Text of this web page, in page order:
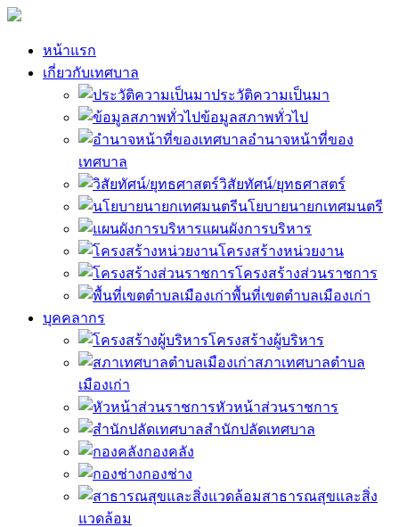
หน้าแรก
เกี่ยวกับเทศบาล
ประวัติความเป็นมา
ข้อมูลสภาพทั่วไป
อำนาจหน้าที่ของ
เทศบาล
วิสัยทัศน์/ยุทธศาสตร์
นโยบายนายกเทศมนตรี
แผนผังการบริหาร
โครงสร้างหน่วยงาน
โครงสร้างส่วนราชการ
พื้นที่เขตตำบลเมืองเก่า
บุคคลากร
โครงสร้างผู้บริหาร
สภาเทศบาลตำบล
เมืองเก่า
หัวหน้าส่วนราชการ
สำนักปลัดเทศบาล
กองคลัง
กองช่าง
สาธารณสุขและสิ่ง
แวดล้อม